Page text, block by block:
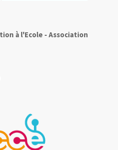
à l'Ecole - Association